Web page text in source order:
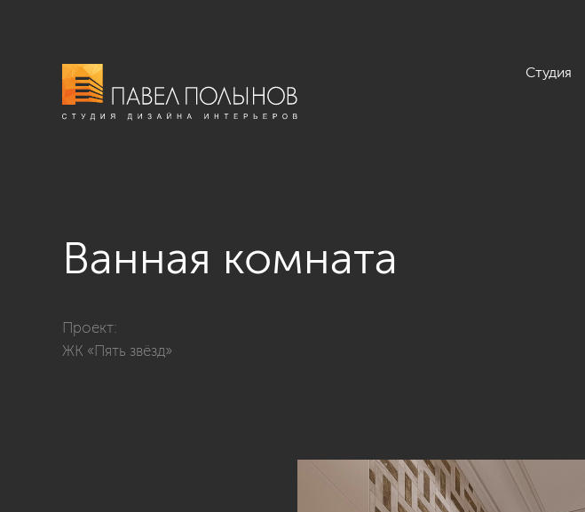
Студия
Ванная комната
Проект:
ЖК «Пять звёзд»